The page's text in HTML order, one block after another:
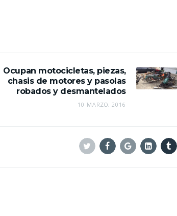
Ocupan motocicletas, piezas,
chasis de motores y pasolas
robados y desmantelados
10 MARZO, 2016